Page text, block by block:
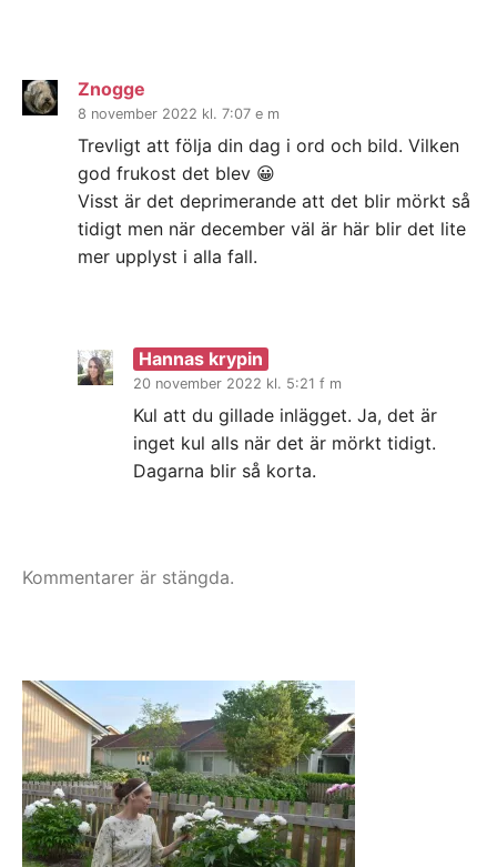
Znogge
8 november 2022 kl. 7:07 e m
Trevligt att följa din dag i ord och bild. Vilken
god frukost det blev 😀
Visst är det deprimerande att det blir mörkt så
tidigt men när december väl är här blir det lite
mer upplyst i alla fall.
Hannas krypin
20 november 2022 kl. 5:21 f m
Kul att du gillade inlägget. Ja, det är
inget kul alls när det är mörkt tidigt.
Dagarna blir så korta.
Kommentarer är stängda.